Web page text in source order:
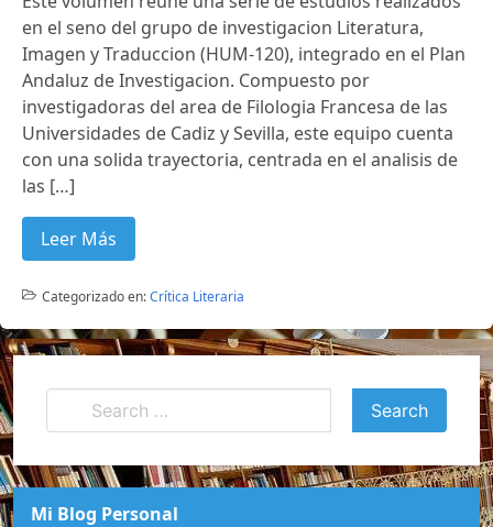
en el seno del grupo de investigacion Literatura,
Imagen y Traduccion (HUM-120), integrado en el Plan
Andaluz de Investigacion. Compuesto por
investigadoras del area de Filologia Francesa de las
Universidades de Cadiz y Sevilla, este equipo cuenta
con una solida trayectoria, centrada en el analisis de
las […]
Leer Más
Categorizado en:Crítica Literaria
Mi Blog Personal